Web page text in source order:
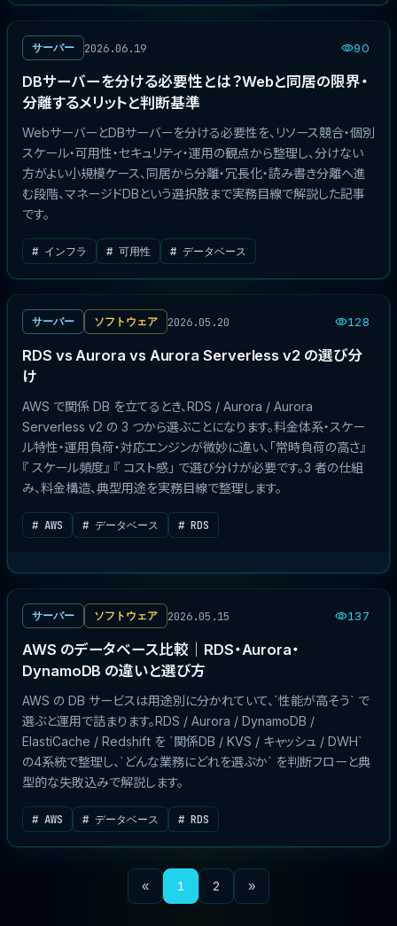
サーバー 2026.06.19 90
DBサーバーを分ける必要性とは？Webと同居の限界・
分離するメリットと判断基準
WebサーバーとDBサーバーを分ける必要性を、リソース競合・個別
スケール・可用性・セキュリティ・運用の観点から整理し、分けない
方がよい小規模ケース、同居から分離・冗長化・読み書き分離へ進
む段階、マネージドDBという選択肢まで実務目線で解説した記事
です。
# インフラ # 可用性 # データベース
サーバー ソフトウェア 2026.05.20 128
RDS vs Aurora vs Aurora Serverless v2 の選び分
け
AWS で関係 DB を立てるとき、RDS / Aurora / Aurora
Serverless v2 の 3 つから選ぶことになります。料金体系・スケー
ル特性・運用負荷・対応エンジンが微妙に違い、「常時負荷の高さ』
『 スケール頻度』 『 コスト感」 で選び分けが必要です。3 者の仕組
み、料金構造、典型用途を実務目線で整理します。
# AWS # データベース # RDS
サーバー ソフトウェア 2026.05.15 137
AWS のデータベース比較｜RDS・Aurora・
DynamoDB の違いと選び方
AWS の DB サービスは用途別に分かれていて、`性能が高そう` で
選ぶと運用で詰まります。RDS / Aurora / DynamoDB /
ElastiCache / Redshift を `関係DB / KVS / キャッシュ / DWH`
の4系統で整理し、`どんな業務にどれを選ぶか` を判断フローと典
型的な失敗込みで解説します。
# AWS # データベース # RDS
« 1 2 »